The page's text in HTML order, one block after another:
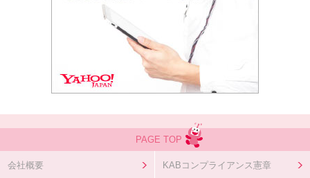
PAGE TOP
会社概要 KABコンプライアンス憲章